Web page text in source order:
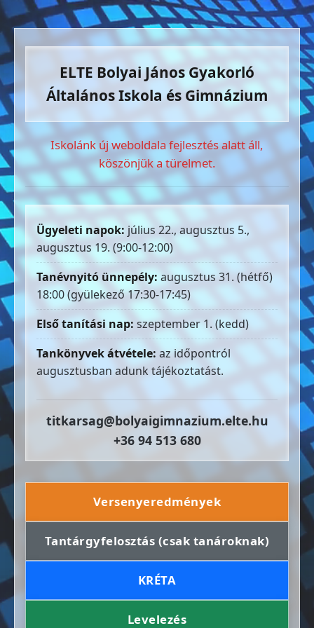
ELTE Bolyai János Gyakorló
Általános Iskola és Gimnázium
Iskolánk új weboldala fejlesztés alatt áll,
köszönjük a türelmet.
Ügyeleti napok: július 22., augusztus 5.,
augusztus 19. (9:00-12:00)
Tanévnyitó ünnepély: augusztus 31. (hétfő)
18:00 (gyülekező 17:30-17:45)
Első tanítási nap: szeptember 1. (kedd)
Tankönyvek átvétele: az időpontról
augusztusban adunk tájékoztatást.
titkarsag@bolyaigimnazium.elte.hu
+36 94 513 680
Versenyeredmények
Tantárgyfelosztás (csak tanároknak)
KRÉTA
Levelezés